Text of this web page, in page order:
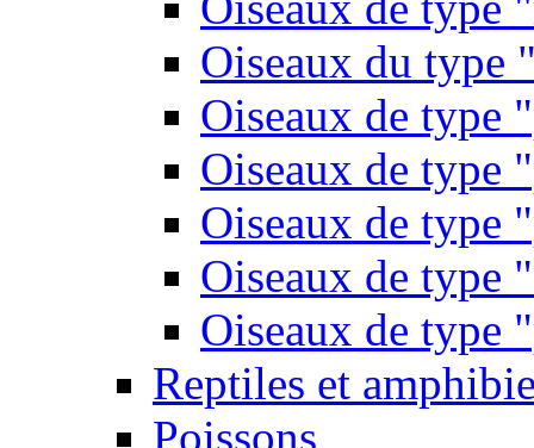
Oiseaux du type
Oiseaux de type
Oiseaux de type
Oiseaux de type
Oiseaux de type
Oiseaux de type
Reptiles et
Poissons